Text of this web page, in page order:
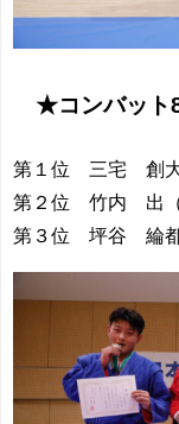
★コンバット
第１位 三宅 創大
第２位 竹内 出（
第３位 坪谷 綸都